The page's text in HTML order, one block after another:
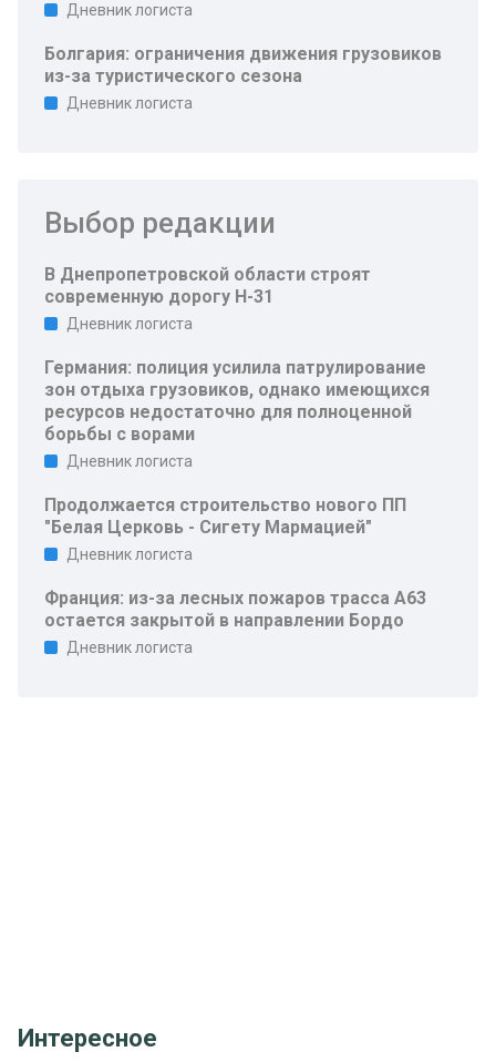
Дневник логиста
Болгария: ограничения движения грузовиков
из-за туристического сезона
Дневник логиста
Выбор редакции
В Днепропетровской области строят
современную дорогу Н-31
Дневник логиста
Германия: полиция усилила патрулирование
зон отдыха грузовиков, однако имеющихся
ресурсов недостаточно для полноценной
борьбы с ворами
Дневник логиста
Продолжается строительство нового ПП
"Белая Церковь - Сигету Мармацией"
Дневник логиста
Франция: из-за лесных пожаров трасса A63
остается закрытой в направлении Бордо
Дневник логиста
Интересное